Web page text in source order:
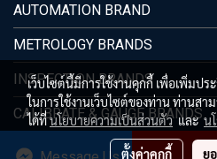
AUTOMATION BRAND
METROLOGY BRANDS
INSPECTION BRANDS
CALIBRATE & GAUGE BRANDS
เว็บไซต์นี้มีการใช้งานคุกกี้ เพื่อเพิ่มป
ในการใช้งานเว็บไซต์ของท่าน ท่านสา
ได้ที่นโยบายความเป็นส่วนตัวและน
ตั้งค่าคุกกี้ ย